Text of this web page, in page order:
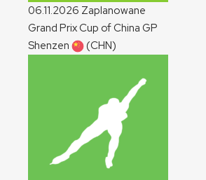
06.11.2026 Zaplanowane
Grand Prix Cup of China GP
Shenzen
(CHN)